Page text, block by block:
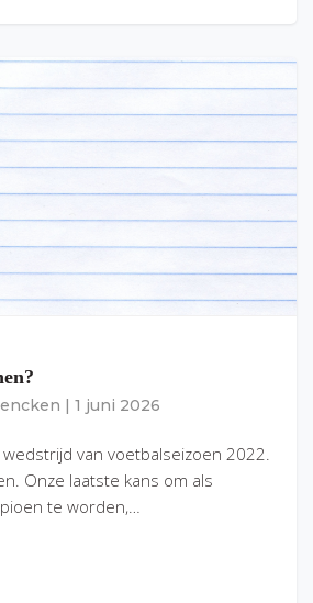
1 juni 2026
van voetbalseizoen 2022.
Onze laatste kans om als
te worden,…